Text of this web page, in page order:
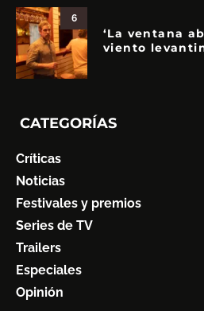
6
‘La ventana
viento
CATEGORÍAS
Críticas
Noticias
Festivales y premios
Series de TV
Trailers
Especiales
Opinión